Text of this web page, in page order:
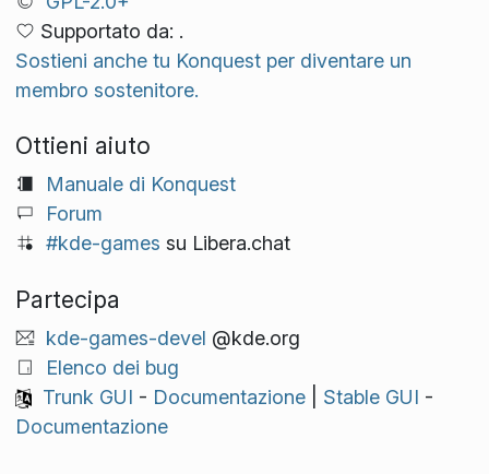
Supportato da: .
Sostieni anche tu Konquest per diventare un
membro sostenitore.
Ottieni aiuto
Manuale di Konquest
Forum
#kde-games su Libera.chat
Partecipa
kde-games-devel @kde.org
Elenco dei bug
Trunk GUI - Documentazione| Stable GUI -
Documentazione